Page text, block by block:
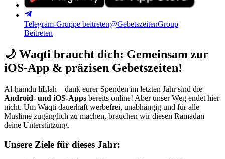
Telegram-Gruppe beitreten@GebetszeitenGroup
Beitreten
🌙 Waqti braucht dich: Gemeinsam zur
iOS-App & präzisen Gebetszeiten!
Al-ḥamdu liLlāh – dank eurer Spenden im letzten Jahr sind die
Android- und iOS-Apps bereits online! Aber unser Weg endet hier
nicht. Um Waqti dauerhaft werbefrei, unabhängig und für alle
Muslime zugänglich zu machen, brauchen wir diesen Ramadan
deine Unterstützung.
Unsere Ziele für dieses Jahr: